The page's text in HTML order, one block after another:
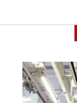
Requiere: